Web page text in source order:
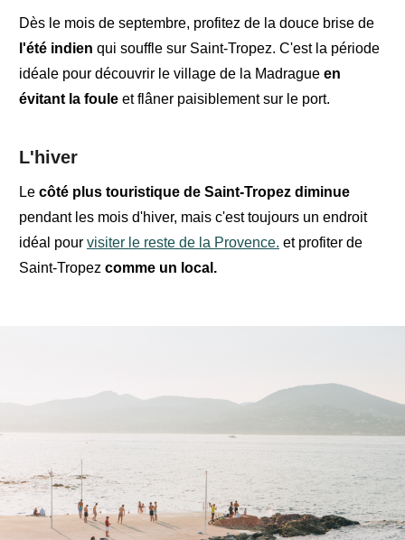
Dès le mois de septembre, profitez de la douce brise de
l'été indien qui souffle sur Saint-Tropez. C'est la période
idéale pour découvrir le village de la Madrague en
évitant la foule et flâner paisiblement sur le port.
L'hiver
Le côté plus touristique de Saint-Tropez diminue
pendant les mois d'hiver, mais c'est toujours un endroit
idéal pour visiter le reste de la Provence. et profiter de
Saint-Tropez comme un local.